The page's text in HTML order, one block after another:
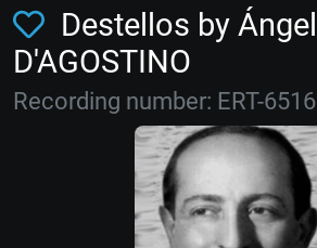
Destellos by Ángel
D'AGOSTINO
Recording number: ERT-6516